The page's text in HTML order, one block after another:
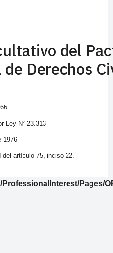
del
Derechos
Ley N° 23.313
1976
del artículo 75, inciso 22.
Pages/